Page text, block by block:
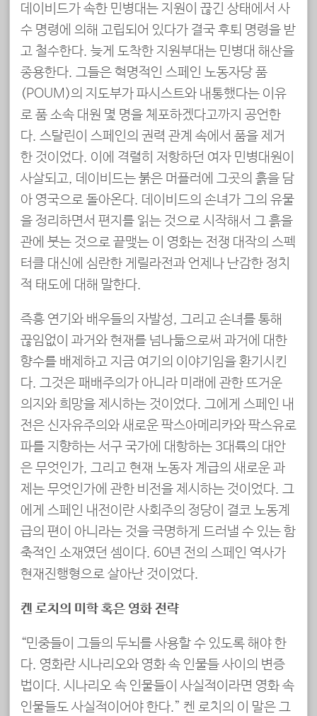
데이비드가 속한 민병대는 지원이 끊긴 상태에서 사
수 명령에 의해 고립되어 있다가 결국 후퇴 명령을 받
고 철수한다. 늦게 도착한 지원부대는 민병대 해산을
종용한다. 그들은 혁명적인 스페인 노동자당 품
(POUM)의 지도부가 파시스트와 내통했다는 이유
로 품 소속 대원 몇 명을 체포하겠다고까지 공언한
다. 스탈린이 스페인의 권력 관계 속에서 품을 제거
한 것이었다. 이에 격렬히 저항하던 여자 민병대원이
사살되고, 데이비드는 붉은 머플러에 그곳의 흙을 담
아 영국으로 돌아온다. 데이비드의 손녀가 그의 유물
을 정리하면서 편지를 읽는 것으로 시작해서 그 흙을
관에 붓는 것으로 끝맺는 이 영화는 전쟁 대작의 스펙
터클 대신에 심란한 게릴라전과 언제나 난감한 정치
적 태도에 대해 말한다.
즉흥 연기와 배우들의 자발성, 그리고 손녀를 통해
끊임없이 과거와 현재를 넘나듦으로써 과거에 대한
향수를 배제하고 지금 여기의 이야기임을 환기시킨
다. 그것은 패배주의가 아니라 미래에 관한 뜨거운
의지와 희망을 제시하는 것이었다. 그에게 스페인 내
전은 신자유주의와 새로운 팍스아메리카와 팍스유로
파를 지향하는 서구 국가에 대항하는 3대륙의 대안
은 무엇인가, 그리고 현재 노동자 계급의 새로운 과
제는 무엇인가에 관한 비전을 제시하는 것이었다. 그
에게 스페인 내전이란 사회주의 정당이 결코 노동계
급의 편이 아니라는 것을 극명하게 드러낼 수 있는 함
축적인 소재였던 셈이다. 60년 전의 스페인 역사가
현재진행형으로 살아난 것이었다.
켄 로치의 미학 혹은 영화 전략
“민중들이 그들의 두뇌를 사용할 수 있도록 해야 한
다. 영화란 시나리오와 영화 속 인물들 사이의 변증
법이다. 시나리오 속 인물들이 사실적이라면 영화 속
인물들도 사실적이어야 한다.” 켄 로치의 이 말은 그